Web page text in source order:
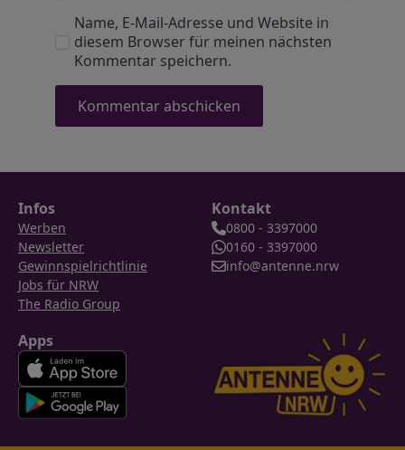
Name, E-Mail-Adresse und Website in
diesem Browser für meinen nächsten
Kommentar speichern.
Infos
Werben
Newsletter
Gewinnspielrichtlinie
Jobs für NRW
The Radio Group
Kontakt
0800 - 3397000
0160 - 3397000
info@antenne.nrw
Apps